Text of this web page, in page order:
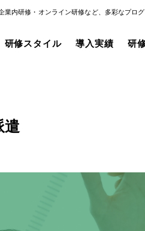
内研修・オンライン研修など、多彩なプロ
研修スタイル 導入実績 研
遣